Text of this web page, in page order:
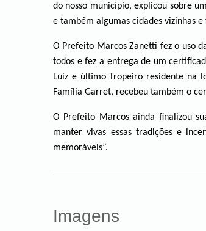
do nosso município, explicou sobre
e também algumas cidades vizinhas
O Prefeito Marcos Zanetti fez o uso
todos e fez a entrega de um
Luiz e último Tropeiro residente na
Família Garret, recebeu também o
O Prefeito Marcos ainda finalizou
manter vivas essas tradições e
memoráveis”.
Imagens